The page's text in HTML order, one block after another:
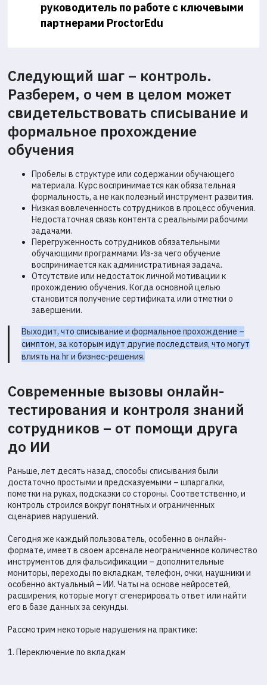
руководитель по работе с ключевыми
партнерами ProctorEdu
Следующий шаг – контроль.
Разберем, о чем в целом может
свидетельствовать списывание и
формальное прохождение
обучения
Пробелы в структуре или содержании обучающего
материала. Курс воспринимается как обязательная
формальность, а не как полезный инструмент развития.
Низкая вовлеченность сотрудников в процесс обучения.
Недостаточная связь контента с реальными рабочими
задачами.
Перегруженность сотрудников обязательными
обучающими программами. Из-за чего обучение
воспринимается как административная задача.
Отсутствие или недостаток личной мотивации к
прохождению обучения. Когда основной целью
становится получение сертификата или отметки о
завершении.
Выходит, что списывание и формальное прохождение –
симптом, за которым идут другие последствия, что могут
влиять на hr и бизнес-решения.
Современные вызовы онлайн-
тестирования и контроля знаний
сотрудников – от помощи друга
до ИИ
Раньше, лет десять назад, способы списывания были
достаточно простыми и предсказуемыми – шпаргалки,
пометки на руках, подсказки со стороны. Соответственно, и
контроль строился вокруг понятных и ограниченных
сценариев нарушений.
Сегодня же каждый пользователь, особенно в онлайн-
формате, имеет в своем арсенале неограниченное количество
инструментов для фальсификации – дополнительные
мониторы, переходы по вкладкам, телефон, очки, наушники и
особенно актуальный – ИИ. Чаты на основе нейросетей,
расширения, которые могут сгенерировать ответ или найти
его в базе данных за секунды.
Рассмотрим некоторые нарушения на практике:
1. Переключение по вкладкам